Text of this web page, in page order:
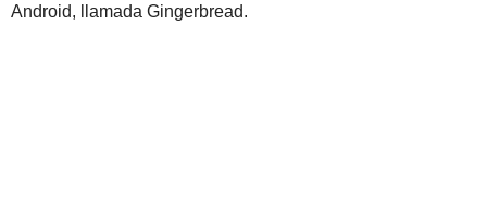
Android, llamada Gingerbread.